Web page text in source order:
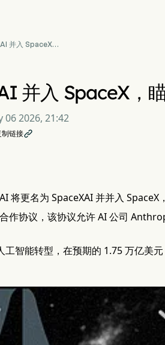
并入 SpaceX，
并入 SpaceX，
06 2026, 21:42
制链接
将更名为 SpaceXAI 并并入 SpaceX
作协议，该协议允许 AI 公司
工智能转型，在预期的 1.75 万亿美